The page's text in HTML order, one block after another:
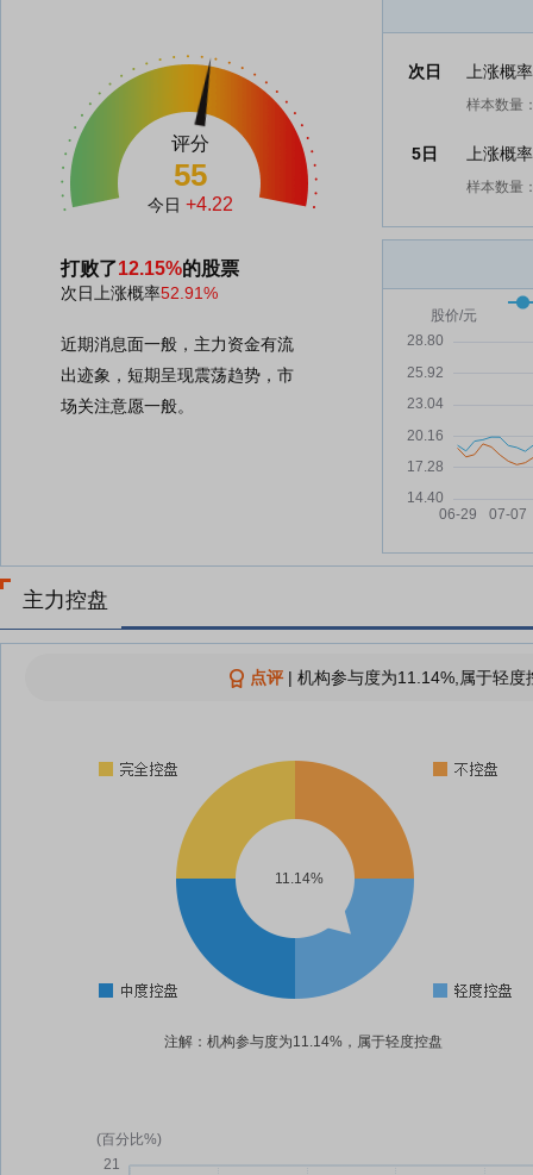
评分
55
今日 +4.22
打败了12.15%的股票
次日上涨概率52.91%
近期消息面一般，主力资金有流
出迹象，短期呈现震荡趋势，市
场关注意愿一般。
次日 上涨概
样本数量
5日 上涨概
样本数量
主力控盘
点评| 机构参与度为11.14%,属于轻
11.14%
注解：机构参与度为11.14%，属于轻度控盘